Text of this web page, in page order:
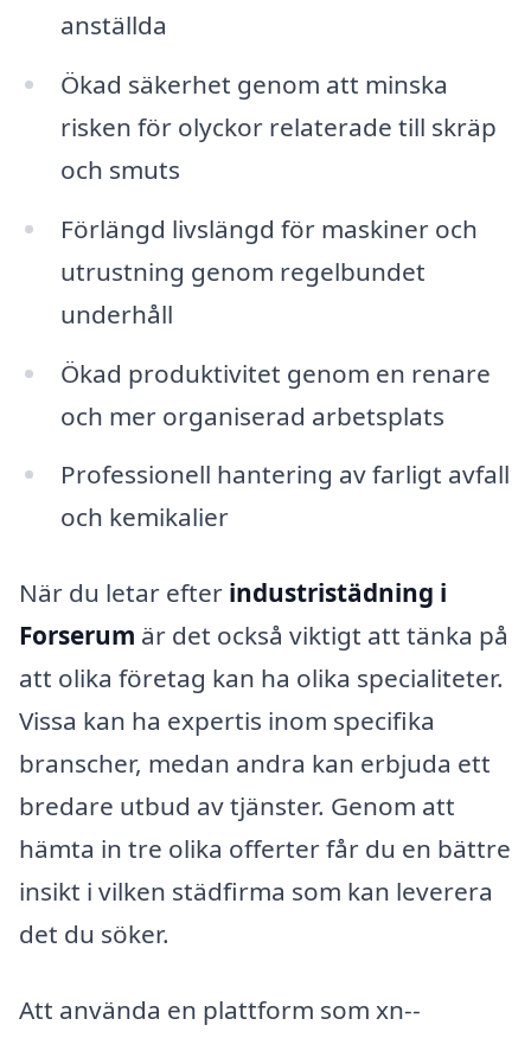
anställda
Ökad säkerhet genom att minska
risken för olyckor relaterade till skräp
och smuts
Förlängd livslängd för maskiner och
utrustning genom regelbundet
underhåll
Ökad produktivitet genom en renare
och mer organiserad arbetsplats
Professionell hantering av farligt avfall
och kemikalier
När du letar efter industristädning i
Forserum är det också viktigt att tänka på
att olika företag kan ha olika specialiteter.
Vissa kan ha expertis inom specifika
branscher, medan andra kan erbjuda ett
bredare utbud av tjänster. Genom att
hämta in tre olika offerter får du en bättre
insikt i vilken städfirma som kan leverera
det du söker.
Att använda en plattform som xn--